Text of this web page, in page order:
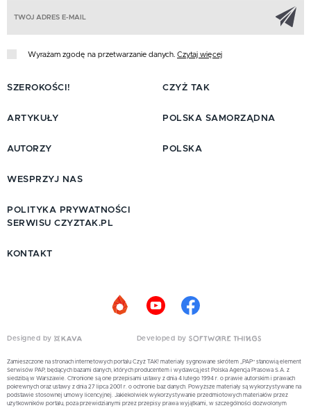
Wyrażam zgodę na przetwarzanie danych. Czytaj więcej
SZEROKOŚCI!
ARTYKUŁY
AUTORZY
CZYŻ TAK
POLSKA SAMORZĄDNA
POLSKA
WESPRZYJ NAS
POLITYKA PRYWATNOŚCI
SERWISU CZYZTAK.PL
KONTAKT
Designed by Developed by
Zamieszczone na stronach internetowych portalu Czyż TAK! materiały sygnowane skrótem „PAP” stanowią element
Serwisów PAP, będących bazami danych, których producentem i wydawcą jest Polska Agencja Prasowa S.A. z
siedzibą w Warszawie. Chronione są one przepisami ustawy z dnia 4 lutego 1994 r. o prawie autorskim i prawach
pokrewnych oraz ustawy z dnia 27 lipca 2001 r. o ochronie baz danych. Powyższe materiały są wykorzystywane na
podstawie stosownej umowy licencyjnej. Jakiekolwiek wykorzystywanie przedmiotowych materiałów przez
użytkowników portalu, poza przewidzianymi przez przepisy prawa wyjątkami, w szczególności dozwolonym